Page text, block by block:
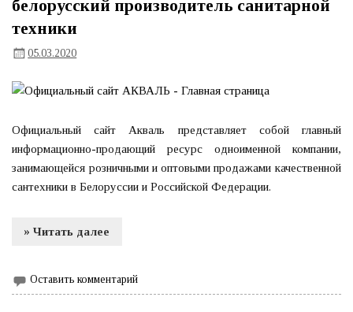
белорусский производитель санитарной
техники
05.03.2020
Официальный сайт Акваль представляет собой главный
информационно-продающий ресурс одноименной компании,
занимающейся розничными и оптовыми продажами качественной
сантехники в Белоруссии и Российской Федерации.
» Читать далее
Оставить комментарий